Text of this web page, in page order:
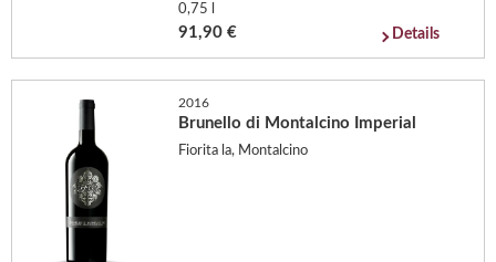
0,75 l
91,90 € Details
2016
Brunello di Montalcino Imperial
Fiorita la, Montalcino